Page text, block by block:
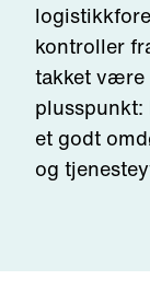
kontroller
takket være
plusspunkt:
et godt
og